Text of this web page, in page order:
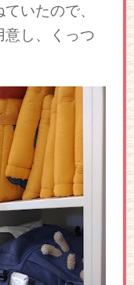
いたので、
意し、くっつ